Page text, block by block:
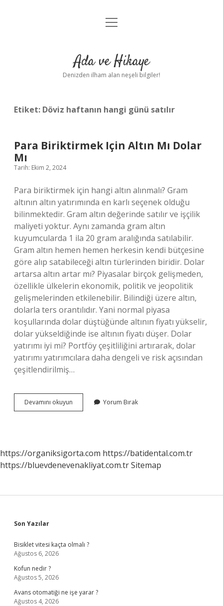
Anasayfa
Yasal Uyarı
menüyü
Ada ve Hikaye
Denizden ilham alan neşeli bilgiler!
Etiket: Döviz haftanın hangi günü satılır
Para Biriktirmek Için Altın Mı Dolar
Mı
Tarih: Ekim 2, 2024
Para biriktirmek için hangi altın alınmalı? Gram
altının altın yatırımında en karlı seçenek olduğu
bilinmektedir. Gram altın değerinde satılır ve işçilik
maliyeti yoktur. Aynı zamanda gram altın
kuyumcularda 1 ila 20 gram aralığında satılabilir.
Gram altın hemen hemen herkesin kendi bütçesine
göre alıp satabileceği altın türlerinden biridir. Dolar
artarsa altın artar mı? Piyasalar birçok gelişmeden,
özellikle ülkelerin ekonomik, politik ve jeopolitik
gelişmelerinden etkilenebilir. Bilindiği üzere altın,
dolarla ters orantılıdır. Yani normal piyasa
koşullarında dolar düştüğünde altının fiyatı yükselir,
dolar yükseldiğinde ise altının fiyatı düşer. Dolar
yatırımı iyi mi? Portföy çeşitliliğini artırarak, dolar
yatırımı yatırımcılara daha dengeli ve risk açısından
çeşitlendirilmiş…
Devamını okuyun
Biriktirmek
Mı
Yorum Bırak
https://organiksigorta.com https://batidental.com.tr
https://bluevdenevenakliyat.com.trSitemap
Sidebar
Son Yazılar
Bisiklet vitesi kaçta olmalı ?
Ağustos 6, 2026
Kofun nedir ?
Ağustos 5, 2026
Avans otomatiği ne işe yarar ?
Ağustos 4, 2026